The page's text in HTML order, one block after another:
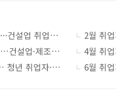
1월 취업자 13만5천명 증가···건설업 취업자 17만명 ‘역대 최대 감소’
3월 취업자 19만3천명 증가…건설업·제조업 고용은 '한파'
5월 취업자 24만5000명↑… 청년 취업자·고용률↓